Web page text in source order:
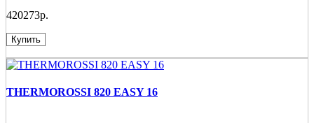
420273р.
Купить
THERMOROSSI 820 EASY 16